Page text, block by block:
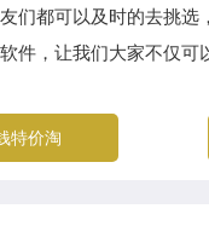
们都可以及时的去挑
件，让我们大家不仅可
特价淘